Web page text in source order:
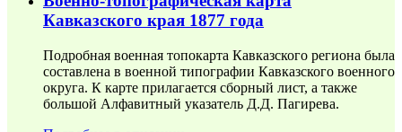
Кавказского края 1877 года
Подробная военная топокарта Кавказского региона была
составлена в военной типографии Кавказского военного
округа. К карте прилагается сборный лист, а также
большой Алфавитный указатель Д.Д. Пагирева.